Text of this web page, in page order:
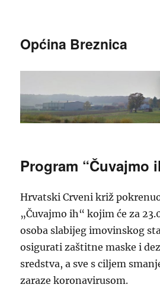
Općina Breznica
Program “Čuvajmo
Hrvatski Crveni križ
„Čuvajmo ih“ kojim će za
osoba slabijeg imovinskog
osigurati zaštitne maske i
sredstva, a sve s ciljem
zaraze koronavirusom.